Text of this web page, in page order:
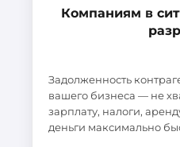
Компаниям в
Задолженность
вашего бизнеса — не
зарплату, налоги,
деньги максимально